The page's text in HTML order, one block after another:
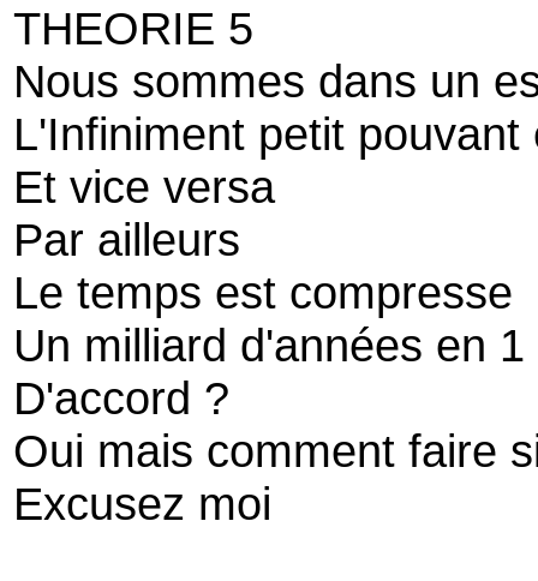
THEORIE 5
Nous sommes dans un
L'Infiniment petit
Et vice versa
Par ailleurs
Le temps est compresse
Un milliard d'années en
D'accord ?
Oui mais comment faire
Excusez moi